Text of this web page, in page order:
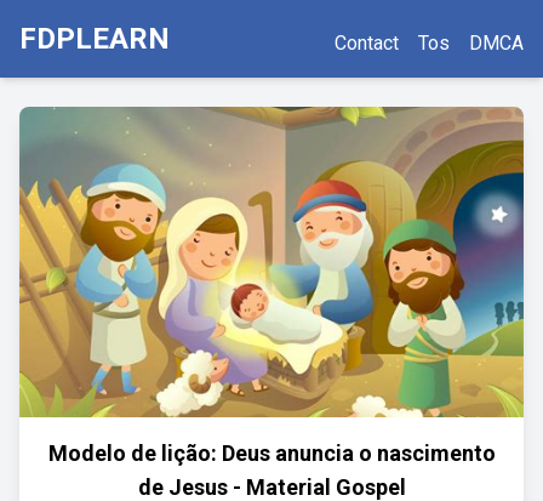
FDPLEARN Contact Tos DMCA
Modelo de lição: Deus anuncia o nascimento
de Jesus - Material Gospel